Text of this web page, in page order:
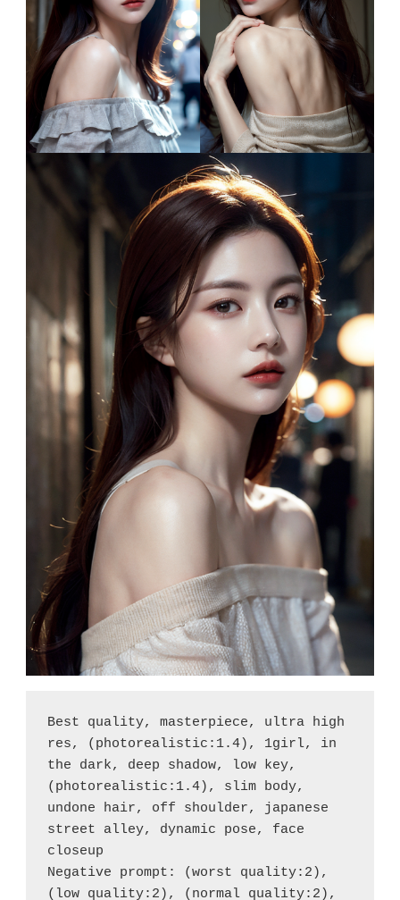
Best quality, masterpiece, ultra high
res, (photorealistic:1.4), 1girl, in
the dark, deep shadow, low key,
(photorealistic:1.4), slim body,
undone hair, off shoulder, japanese
street alley, dynamic pose, face
closeup
Negative prompt: (worst quality:2),
(low quality:2), (normal quality:2),